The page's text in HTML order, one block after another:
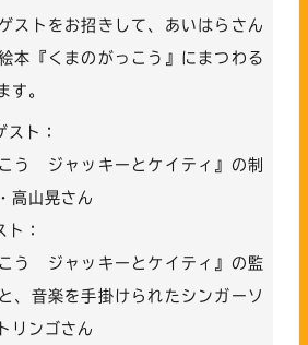
ストをお招きして、あいはらさん
本『くまのがっこう』にまつわる
す。
ト：
う ジャッキーとケイティ』の制
高山晃さん
：
う ジャッキーとケイティ』の監
、音楽を手掛けられたシンガーソ
リンゴさん